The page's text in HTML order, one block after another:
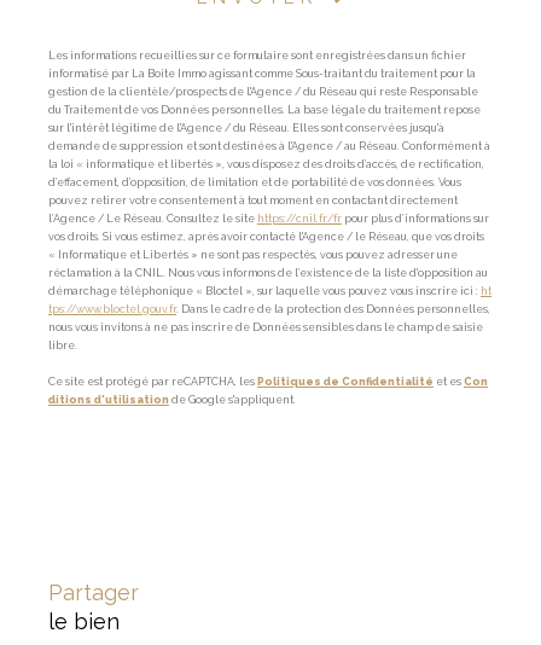
Les informations recueillies sur ce formulaire sont enregistrées dans un fichier
informatisé par La Boite Immo agissant comme Sous-traitant du traitement pour la
gestion de la clientèle/prospects de l'Agence / du Réseau qui reste Responsable
du Traitement de vos Données personnelles. La base légale du traitement repose
sur l'intérêt légitime de l'Agence / du Réseau. Elles sont conservées jusqu'à
demande de suppression et sont destinées à l'Agence / au Réseau. Conformément à
la loi « informatique et libertés », vous disposez des droits d’accès, de rectification,
d’effacement, d’opposition, de limitation et de portabilité de vos données. Vous
pouvez retirer votre consentement à tout moment en contactant directement
l’Agence / Le Réseau. Consultez le site https://cnil.fr/fr pour plus d’informations sur
vos droits. Si vous estimez, après avoir contacté l'Agence / le Réseau, que vos droits
« Informatique et Libertés » ne sont pas respectés, vous pouvez adresser une
réclamation à la CNIL. Nous vous informons de l’existence de la liste d'opposition au
démarchage téléphonique « Bloctel », sur laquelle vous pouvez vous inscrire ici : ht
tps://www.bloctel.gouv.fr. Dans le cadre de la protection des Données personnelles,
nous vous invitons à ne pas inscrire de Données sensibles dans le champ de saisie
libre.
Ce site est protégé par reCAPTCHA, les Politiques de Confidentialité et es Con
ditions d'utilisation de Google s'appliquent.
partager
le bien